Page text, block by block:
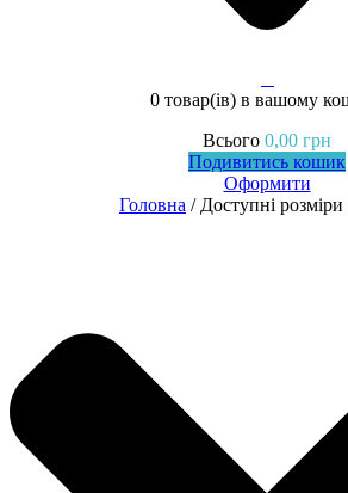
0 товар(ів)в вашому
Всього 0,00 грн
Подивитись кошик
Оформити
Головна / Доступні